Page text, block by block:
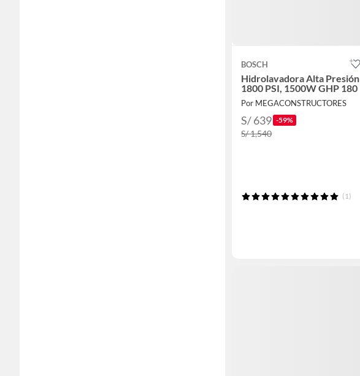
BOSCH
Hidrolavadora Alta Presión
1800 PSI, 1500W GHP 180
Por MEGACONSTRUCTORES
S/ 639 -59%
S/ 1,540
(1)